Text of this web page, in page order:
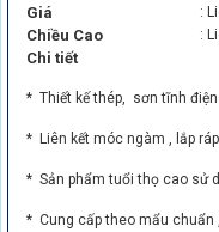
Giá :
Chiều Cao :
Chi tiết
* Thiết kế thép, sơn tĩnh
* Liên kết móc ngàm , lắp
* Sản phẩm tuổi thọ cao sử
* Cung cấp theo mẩu